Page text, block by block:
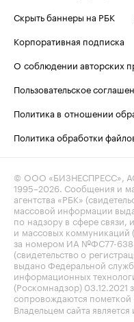
Скрыть баннеры на РБК
Корпоративная подписка
О соблюдении авторских
Пользовательское
Политика в отношении
Политика обработки
© ООО «БИЗНЕСПРЕСС»,
1995–2026 . Сообщения и
агентства «РБК»
массовой информации
по надзору в сфере
и массовых коммуникаций
за номером ИА №ФС77-
(свидетельство о
выдано Федеральной
информационных
(Роскомнадзор)
сопровождаются пометкой
Владельцем сайта